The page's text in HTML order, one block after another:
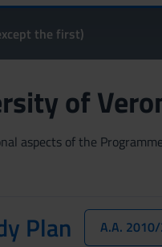
the first)
of
aspects of the
Plan A.A.